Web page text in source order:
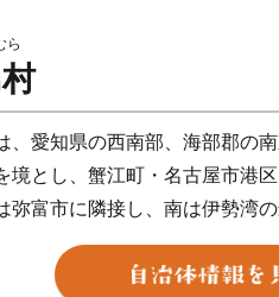
ら
、愛知県の西南部、海部郡の
境とし、蟹江町・名古屋市港
弥富市に隣接し、南は伊勢湾
積は約22.43ｋ㎡と小さな村で
工業地帯となっており、昔な